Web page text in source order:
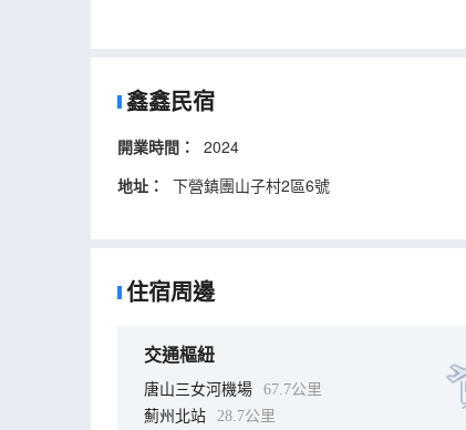
鑫鑫民宿
開業時間：
2024
地址：
下營鎮團山子村2區6號
住宿周邊
交通樞紐
唐山三女河機場
67.7公里
薊州北站
28.7公里